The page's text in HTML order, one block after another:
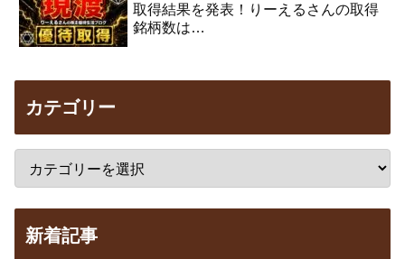
取得結果を発表！りーえるさんの取得
銘柄数は…
カテゴリー
新着記事